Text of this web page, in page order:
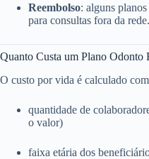
Reembolso: alguns
para consultas fora da rede.
Quanto Custa um Plano Odonto
O custo por vida é calculado
quantidade de
o valor)
faixa etária dos